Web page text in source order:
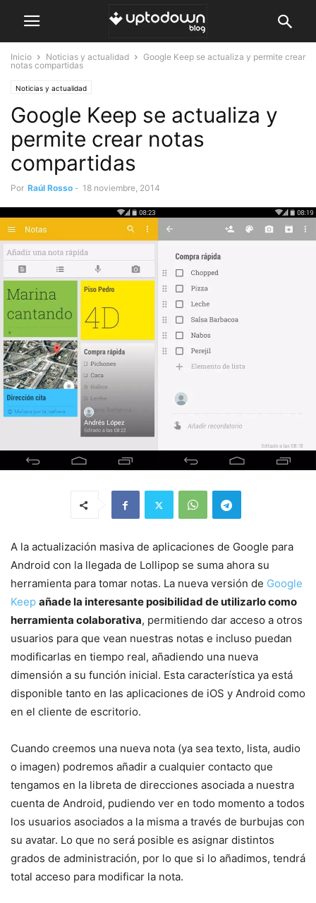
Inicio Noticias y actualidad
Google Keep se actualiza y permite crear
notas compartidas
Noticias y actualidad
Google Keep se actualiza y
permite crear notas
compartidas
Por Raúl Rosso - 18 noviembre, 2014
A la actualización masiva de aplicaciones de Google para
Android con la llegada de Lollipop se suma ahora su
herramienta para tomar notas. La nueva versión de Google
Keep añade la interesante posibilidad de utilizarlo como
herramienta colaborativa, permitiendo dar acceso a otros
usuarios para que vean nuestras notas e incluso puedan
modificarlas en tiempo real, añadiendo una nueva
dimensión a su función inicial. Esta característica ya está
disponible tanto en las aplicaciones de iOS y Android como
en el cliente de escritorio.
Cuando creemos una nueva nota (ya sea texto, lista, audio
o imagen) podremos añadir a cualquier contacto que
tengamos en la libreta de direcciones asociada a nuestra
cuenta de Android, pudiendo ver en todo momento a todos
los usuarios asociados a la misma a través de burbujas con
su avatar. Lo que no será posible es asignar distintos
grados de administración, por lo que si lo añadimos, tendrá
total acceso para modificar la nota.